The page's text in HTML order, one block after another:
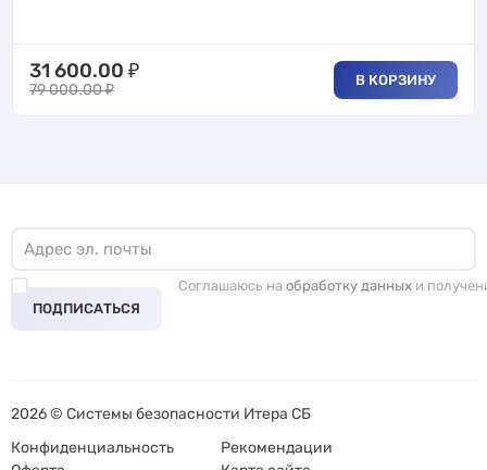
31 600.00 ₽
79 000.00₽
В КОРЗИНУ
ПОДПИСАТЬСЯ
Соглашаюсь на обработку данных и
2026 © Системы безопасности Итера СБ
Конфиденциальность
Рекомендации